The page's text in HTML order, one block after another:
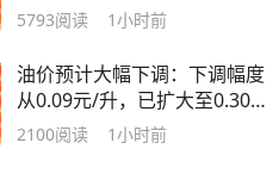
5793阅读 1小时前
油价预计大幅下调：下调幅度
从0.09元/升，已扩大至0.30
元/升左右
2100阅读 1小时前